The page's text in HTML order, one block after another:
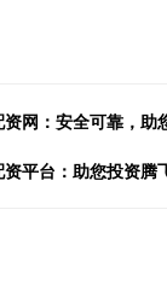
网：安全可靠，助
平台：助您投资腾